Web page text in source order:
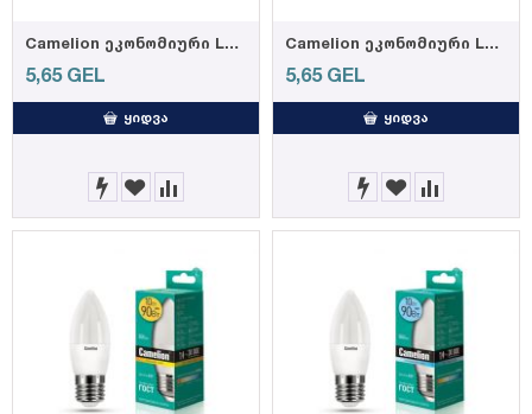
Camelion ეკონომიური LED ნათურა Energy Saving LED Bulbs - 7W/Coollight/ LED7-JCDR/845/GU5.3
5,65 GEL
ᲧᲘᲓᲕᲐ
Camelion ეკონომიური LED ნათურა Energy Saving LED Bulbs - 7W/Coollight/ LED7-JCDR/865/GU5.3
5,65 GEL
ᲧᲘᲓᲕᲐ